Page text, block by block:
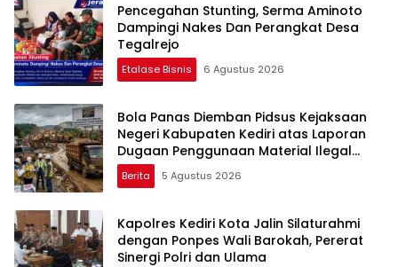
Pencegahan Stunting, Serma Aminoto
Dampingi Nakes Dan Perangkat Desa
Tegalrejo
Etalase Bisnis 6 Agustus 2026
Bola Panas Diemban Pidsus Kejaksaan
Negeri Kabupaten Kediri atas Laporan
Dugaan Penggunaan Material Ilegal
Proyek Tol Kediri Oleh PT. HASTARI JAYA
SENTOSA
Berita 5 Agustus 2026
Kapolres Kediri Kota Jalin Silaturahmi
dengan Ponpes Wali Barokah, Pererat
Sinergi Polri dan Ulama